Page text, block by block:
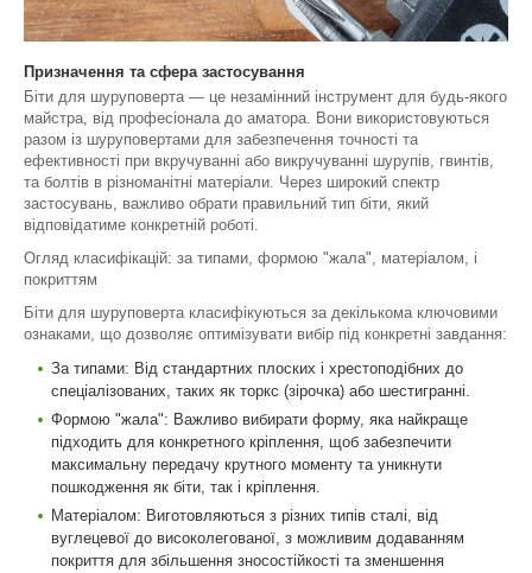
Призначення та сфера застосування
Біти для шуруповерта — це незамінний інструмент для будь-якого
майстра, від професіонала до аматора. Вони використовуються
разом із шуруповертами для забезпечення точності та
ефективності при вкручуванні або викручуванні шурупів, гвинтів,
та болтів в різноманітні матеріали. Через широкий спектр
застосувань, важливо обрати правильний тип біти, який
відповідатиме конкретній роботі.
Огляд класифікацій: за типами, формою "жала", матеріалом, і
покриттям
Біти для шуруповерта класифікуються за декількома ключовими
ознаками, що дозволяє оптимізувати вибір під конкретні завдання:
За типами: Від стандартних плоских і хрестоподібних до
спеціалізованих, таких як торкс (зірочка) або шестигранні.
Формою "жала": Важливо вибирати форму, яка найкраще
підходить для конкретного кріплення, щоб забезпечити
максимальну передачу крутного моменту та уникнути
пошкодження як біти, так і кріплення.
Матеріалом: Виготовляються з різних типів сталі, від
вуглецевої до високолегованої, з можливим додаванням
покриття для збільшення зносостійкості та зменшення